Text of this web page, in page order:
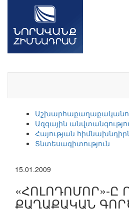
Ազգային
Հայության
Տնտեսագիտություն
15.01.2009
«ՀՈԼՈԴՈՄՈՐ»-Ը
ՔԱՂԱՔԱԿԱՆ